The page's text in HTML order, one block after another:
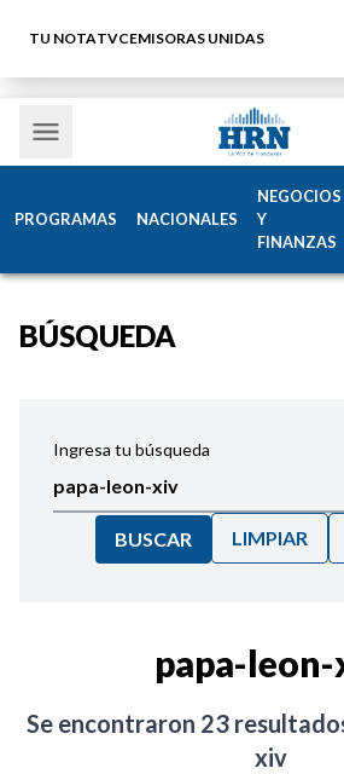
TU NOTATVCEMISORAS UNIDAS
PROGRAMAS NACIONALES
NEGOCIOS
Y
FINANZAS
BÚSQUEDA
Ingresa tu búsqueda
BUSCAR LIMPIAR
papa-
Se encontraron 23
xiv